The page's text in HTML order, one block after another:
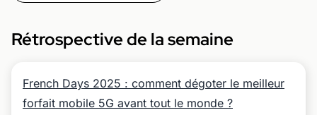
Rétrospective de la semaine
French Days 2025 : comment dégoter le meilleur
forfait mobile 5G avant tout le monde ?